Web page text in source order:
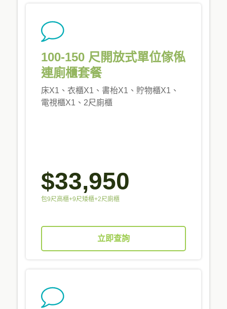
100-150 尺開放式單位傢俬
連廁櫃套餐
床X1、衣櫃X1、書枱X1、貯物櫃X1、
電視櫃X1、2尺廁櫃
$33,950
包9尺高櫃+9尺矮櫃+2尺廁櫃
立即查詢